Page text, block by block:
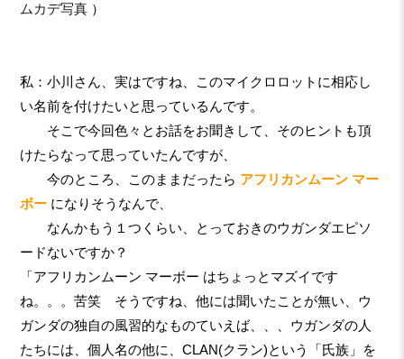
ムカデ写真 ）
私：小川さん、実はですね、このマイクロロットに相応し
い名前を付けたいと思っているんです。
そこで今回色々とお話をお聞きして、そのヒントも頂
けたらなって思っていたんですが、
今のところ、このままだったら アフリカンムーン マー
ボー になりそうなんで、
なんかもう１つくらい、とっておきのウガンダエピソ
ードないですか？
「アフリカンムーン マーボー はちょっとマズイです
ね。。。苦笑 そうですね、他には聞いたことが無い、ウ
ガンダの独自の風習的なものていえば、、、ウガンダの人
たちには、個人名の他に、CLAN(クラン)という「氏族」を